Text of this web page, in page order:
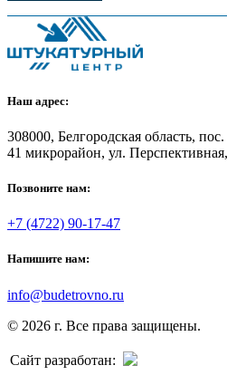
Наш адрес:
308000, Белгородская область,
41 микрорайон, ул.
Позвоните нам:
+7 (4722) 90-17-47
Напишите нам:
info@budetrovno.ru
© 2026 г. Все права защищены.
Сайт разработан: